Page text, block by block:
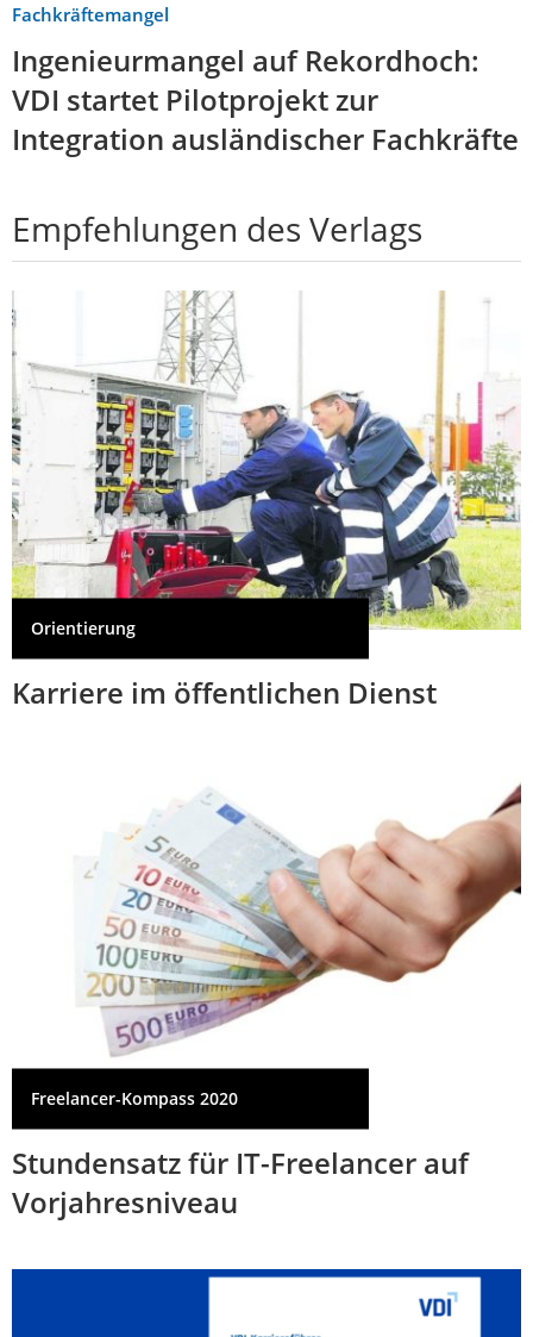
Fachkräftemangel
Ingenieurmangel auf Rekordhoch:
VDI startet Pilotprojekt zur
Integration ausländischer Fachkräfte
Empfehlungen des Verlags
Orientierung
Karriere im öffentlichen Dienst
Freelancer-Kompass 2020
Stundensatz für IT-Freelancer auf
Vorjahresniveau